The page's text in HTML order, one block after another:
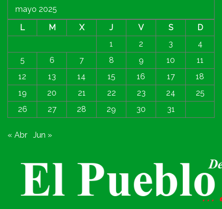
mayo 2025
L
M X J V S
D
1
2 3
4
5
6 7 8 9 10
11
12
13 14 15 16 17
18
19
20 21 22 23 24
25
26
27 28 29 30 31
« Abr Jun »